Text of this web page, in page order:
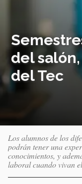
del
del Tec
Los alumnos de los
podrán tener una
conocimientos, y
laboral cuando vivan